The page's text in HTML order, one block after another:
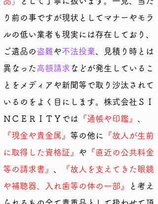
り前の事ですが現状としてマナーやモラ
ルの低い業者も現実には存在しており、
ご遺品の盗難や不法投棄 、見積り時とは
異なった 高額請求 などが発生しているこ
とをメディアや新聞等で取り沙汰されて
いるのをよく目にします。株式会社ＳＩ
ＮＣＥＲＩＴＹでは
『通帳や印鑑』
『現金や貴金属』 等の他に
『故人が生前
に取得した資格証』
や 『直近の公共料金
等の請求書』
『故人を支えてきた眼鏡
や補聴器、入れ歯等の体の一部』
と考え